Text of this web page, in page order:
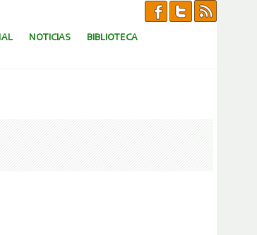
NOTICIAS BIBLIOTECA